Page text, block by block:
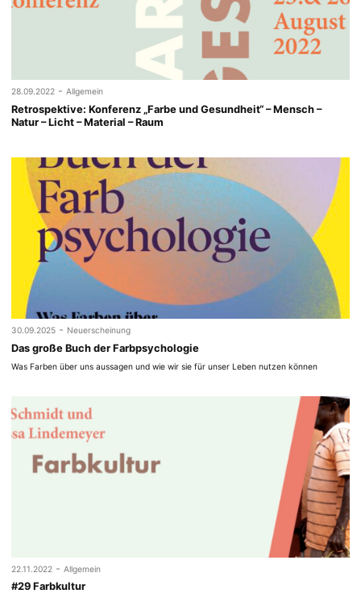
28.09.2022 - Allgemein
Retrospektive: Konferenz „Farbe und Gesundheit“ – Mensch –
Natur – Licht – Material – Raum
30.09.2025 - Neuerscheinung
Das große Buch der Farbpsychologie
Was Farben über uns aussagen und wie wir sie für unser Leben nutzen können
22.11.2022 - Allgemein
#29 Farbkultur